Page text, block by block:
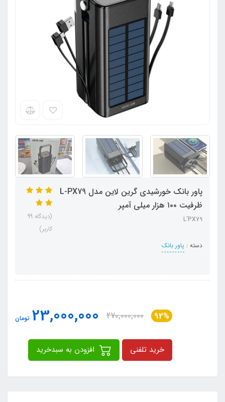
پاور بانک خورشیدی گرین لاین مدل L-PX79
ظرفیت ۱۰۰ هزار میلی آمپر
L'PX79
دسته : پاور بانک
(دیدگاه 99
کاربر)
92%
270,000,000
23,000,000 تومان
خرید تلفنی